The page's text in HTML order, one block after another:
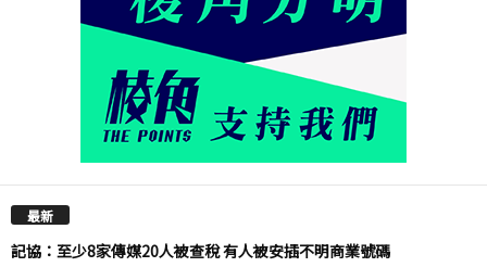
最新
記協：至少8家傳媒20人被查稅 有人被安插不明商業號碼